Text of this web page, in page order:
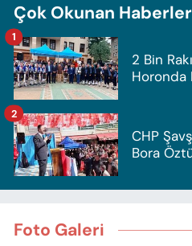
Çok Okunan Haberler
2 Bin
Horonda
1
CHP
Bora
2
Foto Galeri